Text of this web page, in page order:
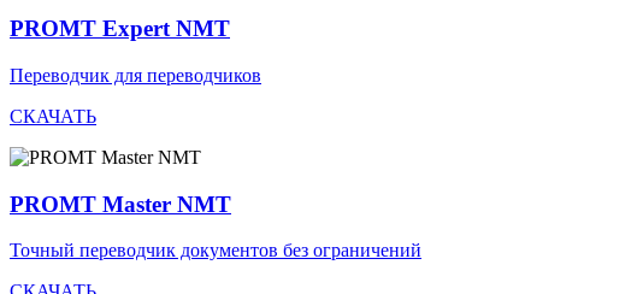
PROMT Expert NMT
Переводчик для переводчиков
СКАЧАТЬ
PROMT Master NMT
Точный переводчик документов без ограничений